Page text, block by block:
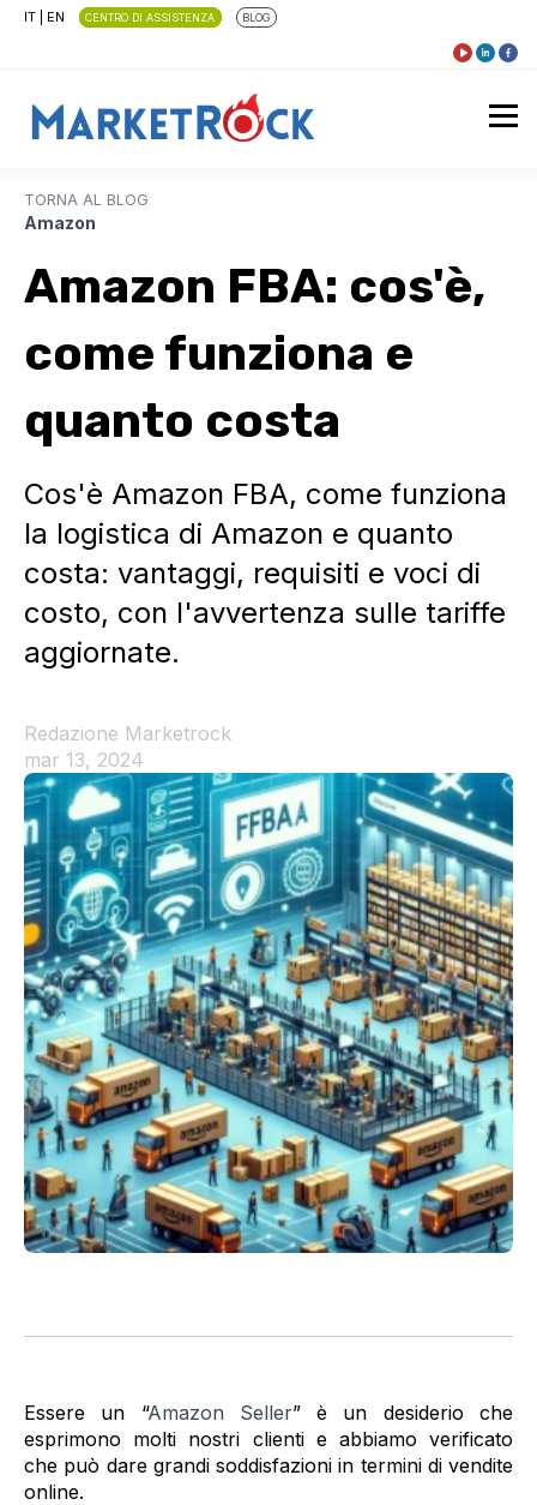
IT EN CENTRO DI ASSISTENZA BLOG
TORNA AL BLOG
Amazon
Amazon FBA: cos'è,
come funziona e
quanto costa
Cos'è Amazon FBA, come funziona
la logistica di Amazon e quanto
costa: vantaggi, requisiti e voci di
costo, con l'avvertenza sulle tariffe
aggiornate.
Redazione Marketrock
mar 13, 2024
Essere un “Amazon Seller” è un desiderio che
esprimono molti nostri clienti e abbiamo verificato
che può dare grandi soddisfazioni in termini di vendite
online.